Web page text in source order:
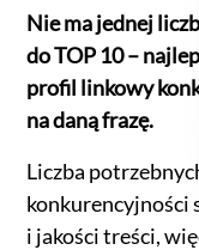
Nie ma jednej
do TOP 10 –
profil linkowy
na daną frazę.
Liczba
konkurencyjności
i jakości treści,